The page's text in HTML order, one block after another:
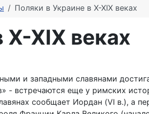
Поляки в Украине в X-XIX веках
XIX веках
и западными славянами
- встречаются еще у римских
сообщает Иордан (VI в.), а